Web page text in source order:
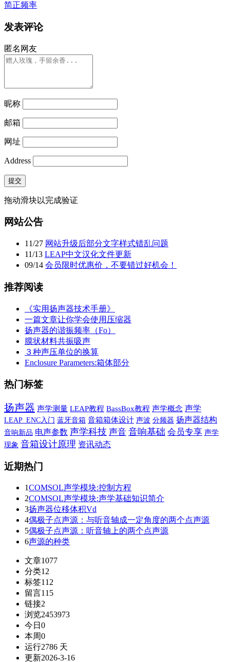
简正频率
发表评论
匿名网友
昵称
邮箱
网址
Address
提交
拖动滑块以完成验证
网站公告
11/27 网站升级后部分文字样式错乱问题
11/13 LEAP中文汉化文件更新
09/14 会员限时优惠价，不要错过好机会！
推荐阅读
《实用扬声器技术手册》
一篇文章让你学会使用压缩器
扬声器的谐振频率（Fo）
膜状材料共振吸声
３种声压单位的换算
Enclosure Parameters:箱体部分
热门标签
扬声器 声学测量 LEAP教程 BassBox教程 声学概念 声学
LEAP_ENC入门 蓝牙音箱 音箱箱体设计 声波 分频器 扬声器结构
音响新品 电声参数 声学科技 声音 音响基础 会员专享 声学
现象 音箱设计原理 资讯动态
近期热门
1COMSOL声学模块:控制方程
2COMSOL声学模块:声学基础知识简介
3扬声器位移体积Vd
4偶极子点声源：与听音轴成一定角度的两个点声源
5偶极子点声源：听音轴上的两个点声源
6声源的种类
文章1077
分类12
标签112
留言115
链接2
浏览2453973
今日 0
本周0
运行2786 天
更新2026-3-16